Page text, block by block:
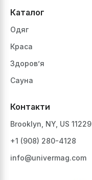
Каталог
Одяг
Краса
Здоров’я
Сауна
Контакти
Brooklyn, NY, US 11229
+1 ‪(908) 280-4128‬
info@univermag.com